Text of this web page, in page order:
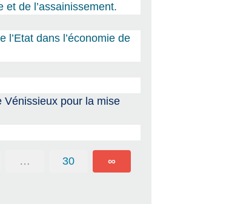
de l’assainissement.
dans l’économie de
Vénissieux pour la mise
… 30 ∞